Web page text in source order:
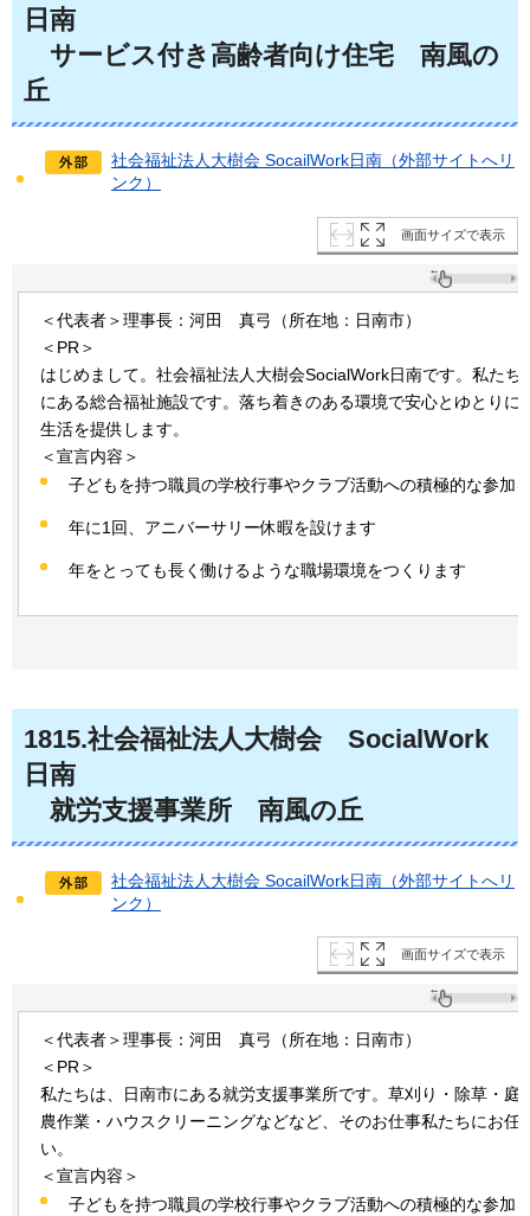
日南
サービス付き高齢者向け住宅
南風の
丘
社会福祉法人大樹会 SocailWork日南（外部サイトへリ
ンク）
画面サイズで表示
＜代表者＞理事長：河田 真弓
（所在地：日南市）
＜PR＞
はじめまして。社会福祉法人大樹会SocialWork日南です。私たち
にある総合福祉施設です。落ち着きのある環境で安心とゆとりに
生活を提供します。
＜宣言内容＞
子どもを持つ職員の学校行事やクラブ活動への積極的な参加
年に1回、アニバーサリー休暇を設けます
年をとっても長く働けるような職場環境をつくります
1815.社会福祉法人大樹会
SocialWork
日南
就労支援事業所
南風の丘
社会福祉法人大樹会 SocailWork日南（外部サイトへリ
ンク）
画面サイズで表示
＜代表者＞理事長：河田 真弓
（所在地：日南市）
＜PR＞
私たちは、日南市にある就労支援事業所です。草刈り・除草・庭
農作業・ハウスクリーニングなどなど、そのお仕事私たちにお任
い。
＜宣言内容＞
子どもを持つ職員の学校行事やクラブ活動への積極的な参加